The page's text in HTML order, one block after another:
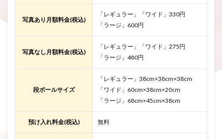
写真あり月額料金(税込)
「レギュラー」「ワイド」330円
「ラージ」600円
写真なし月額料金(税込)
「レギュラー」「ワイド」275円
「ラージ」480円
段ボールサイズ
「レギュラー」38cm×38cm×38cm
「ワイド」60cm×38cm×20cm
「ラージ」68cm×45cm×38cm
預け入れ料金(税込) 無料